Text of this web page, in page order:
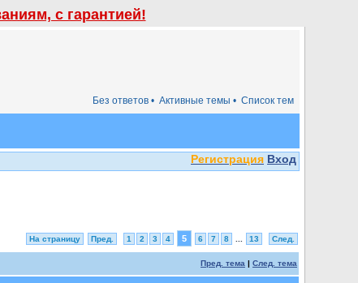
с гарантией!
Список тем
Активные темы •
Без ответов •
Регистрация Вход
На страницу Пред. 1 2 3 4 5 6 7 8 13 След.
Пред. тема | След. тема